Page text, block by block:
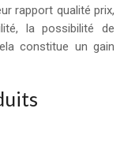
rapport qualité prix,
la possibilité de
constitue un gain